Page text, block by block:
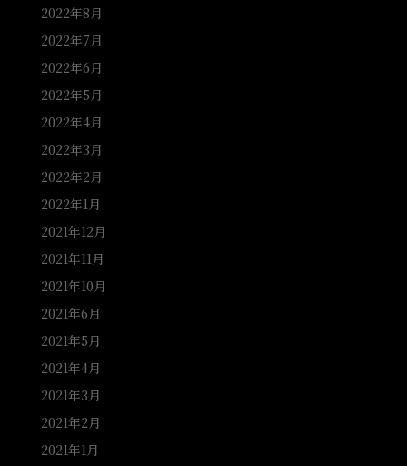
2022年8月
2022年7月
2022年6月
2022年5月
2022年4月
2022年3月
2022年2月
2022年1月
2021年12月
2021年11月
2021年10月
2021年6月
2021年5月
2021年4月
2021年3月
2021年2月
2021年1月